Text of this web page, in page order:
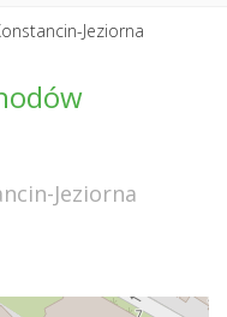
Jeziorna
Jeziorna